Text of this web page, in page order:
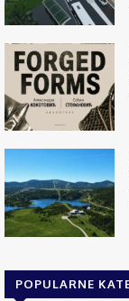
POPULARNE